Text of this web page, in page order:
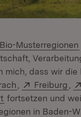
Extern:
Bio-Musterregionen
mich, dass wir
(Öffnet in
Extern:
Freiburg
(Öffnet in neuem
fortsetzen und
in Baden-